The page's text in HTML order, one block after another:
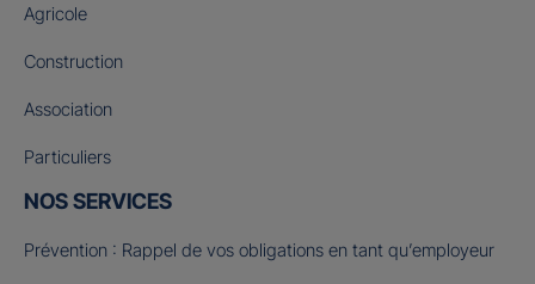
Agricole
Construction
Association
Particuliers
NOS SERVICES
Prévention : Rappel de vos obligations en tant qu’employeur